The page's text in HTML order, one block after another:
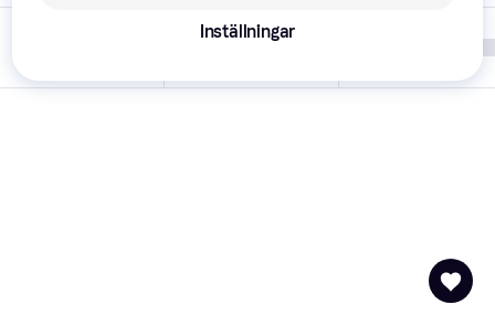
4 oktober 2025
Inställningar